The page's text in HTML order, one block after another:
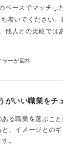
とで自然と自己分
に増えるため、複
「今から動けばま
一番効果的です。
で結果が変わりま
ペースでマッチし
着いてください。
他人との比較では
ザーが回答
がいい職業をチ
る職業を選ぶこ
、イメージとの
。